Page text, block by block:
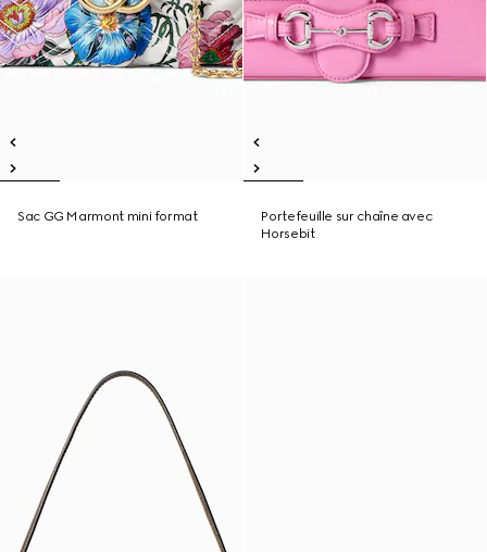
Sac GG Marmont mini format
Portefeuille sur chaîne avec
Horsebit